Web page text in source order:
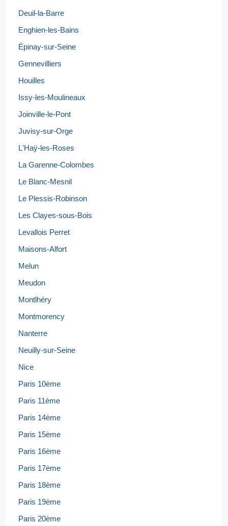
Deuil-la-Barre
Enghien-les-Bains
Épinay-sur-Seine
Gennevilliers
Houilles
Issy-les-Moulineaux
Joinville-le-Pont
Juvisy-sur-Orge
L'Haÿ-les-Roses
La Garenne-Colombes
Le Blanc-Mesnil
Le Plessis-Robinson
Les Clayes-sous-Bois
Levallois Perret
Maisons-Alfort
Melun
Meudon
Montlhéry
Montmorency
Nanterre
Neuilly-sur-Seine
Nice
Paris 10ème
Paris 11ème
Paris 14ème
Paris 15ème
Paris 16ème
Paris 17ème
Paris 18ème
Paris 19ème
Paris 20ème